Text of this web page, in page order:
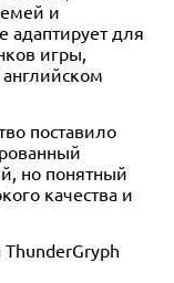
и
адаптирует для
игры,
поставило
но понятный
качества и